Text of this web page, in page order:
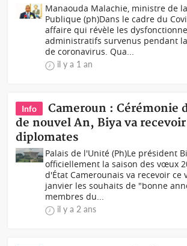
Manaouda Malachie, ministre de
Publique (ph)Dans le cadre du
affaire qui révèle les
administratifs survenus pendant
de coronavirus. Qua...
il y a 1 an
Info
Cameroun : Cérémonie
de nouvel An, Biya va
diplomates
Palais de l'Unité (Ph)Le président
officiellement la saison des vœux
d'État Camerounais va recevoir ce
janvier les souhaits de "bonne
membres du...
il y a 2 ans